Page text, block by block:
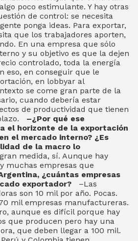
poco estimulante. Y hay otras
de control: se necesita
ponga ideas. Para exportar,
que los trabajadores aporten,
En una empresa que sólo
y su objetivo es que la dejen
controlado, toda la energía
eso, en conseguir que le
en lobbyar al
se come gran parte de la
cuando debería estar
de productividad que tienen
–¿Por qué ese
el horizonte de la exportación
el mercado interno? ¿Es
de la macro lo
medida, sí. Aunque hay
muchas empresas que
¿cuántas empresas
exportador? –Las
son 10 mil por año. Pocas.
mil empresas manufactureras.
aunque es difícil porque hay
que producen pero hay una
que deben llegar a 100 mil.